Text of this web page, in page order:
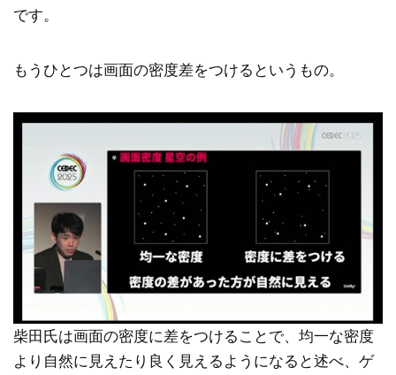
です。
もうひとつは画面の密度差をつけるというもの。
柴田氏は画面の密度に差をつけることで、均一な密度
より自然に見えたり良く見えるようになると述べ、ゲ